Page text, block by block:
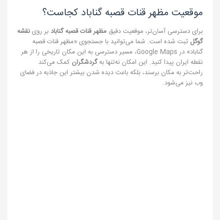
موقعیت مظهر قنات قصبه گناباد کجاست؟
برای دسترسی آسان‌تر، موقعیت دقیق مظهر قنات قصبه گنابادبر روینقشه
گوگل ثبت شده است. شما می‌توانید با جستجوی «مظهر قنات قصبه
گناباد» در Google Maps، مسیر دسترسی به این مکان تاریخی را از هر
نقطه ایران پیدا کنید. این امکان نه‌تنها بهگردشگران کمک می‌کند
راحت‌تر به مکان برسند، بلکه باعث دیده شدن بیشتر این جاذبه در فضای
وب نیز می‌شود.